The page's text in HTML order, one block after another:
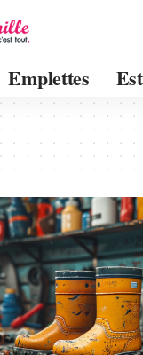
Emplettes